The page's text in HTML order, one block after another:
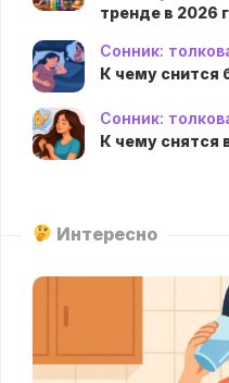
тренде в 2026
Сонник:
К чему снится
Сонник:
К чему снятся
Интересно